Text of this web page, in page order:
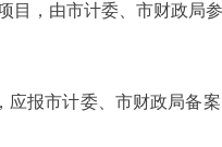
，由市计委、市财政局
市计委、市财政局备案